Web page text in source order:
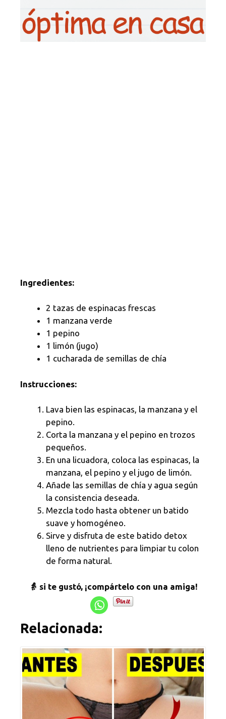
Ingredientes:
2 tazas de espinacas frescas
1 manzana verde
1 pepino
1 limón (jugo)
1 cucharada de semillas de chía
Instrucciones:
Lava bien las espinacas, la manzana y el
pepino.
Corta la manzana y el pepino en trozos
pequeños.
En una licuadora, coloca las espinacas, la
manzana, el pepino y el jugo de limón.
Añade las semillas de chía y agua según
la consistencia deseada.
Mezcla todo hasta obtener un batido
suave y homogéneo.
Sirve y disfruta de este batido detox
lleno de nutrientes para limpiar tu colon
de forma natural.
👵 si te gustó, ¡compártelo con una amiga!
Relacionada: